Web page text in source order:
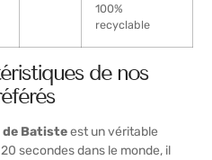
100%
recyclable
de nos
de Batisteest un véritable
secondes dans le monde, il